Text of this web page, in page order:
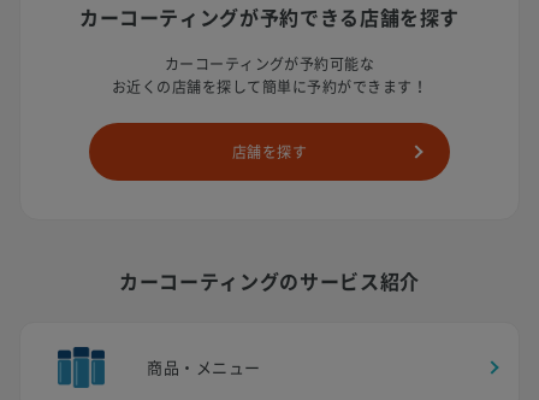
カーコーティングが予約できる店舗を探す
カーコーティングが予約可能な
お近くの店舗を探して簡単に予約ができます！
店舗を探す
カーコーティングのサービス紹介
商品・メニュー